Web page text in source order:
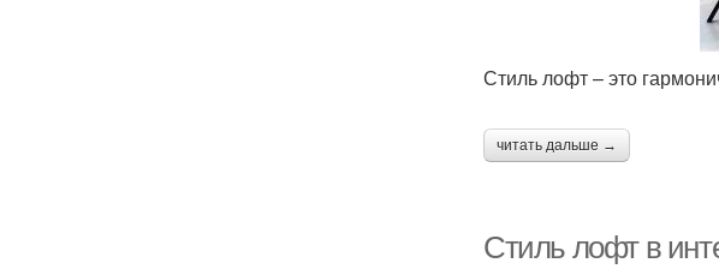
Стиль лофт – это
читать дальше →
Стиль лофт в